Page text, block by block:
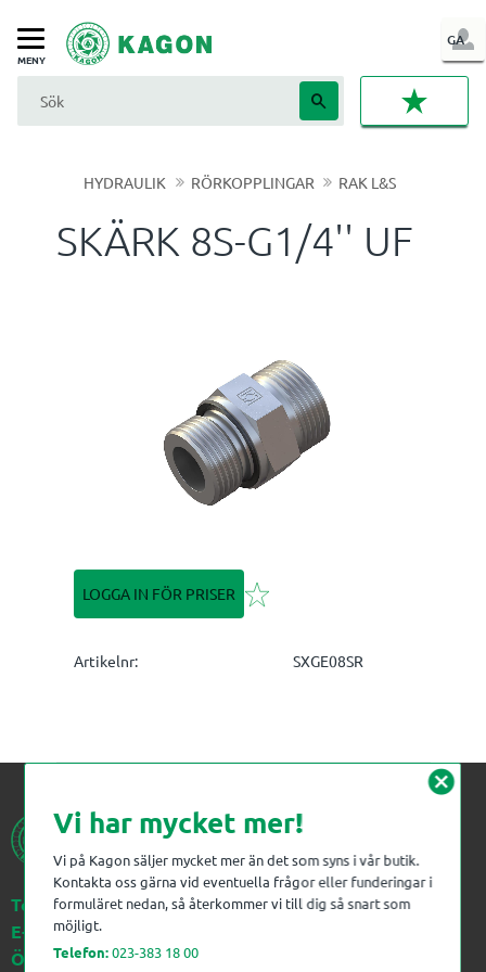
Meny
GA
IN
HYDRAULIK RÖRKOPPLINGAR RAK L&S
SKÄRK 8S-G1/4'' UF
LOGGA IN FÖR PRISER Lägg till i favoriter
Artikelnr SXGE08SR
Telefon:023-383 18 00
E-post:kagon@kagon.se
Öppettider:Måndag-Fredag, 07-16
cancel
Vi har mycket mer!
Vi på Kagon säljer mycket mer än det som syns i vår butik.
Kontakta oss gärna vid eventuella frågor eller funderingar i
formuläret nedan, så återkommer vi till dig så snart som
möjligt.
Telefon:023-383 18 00